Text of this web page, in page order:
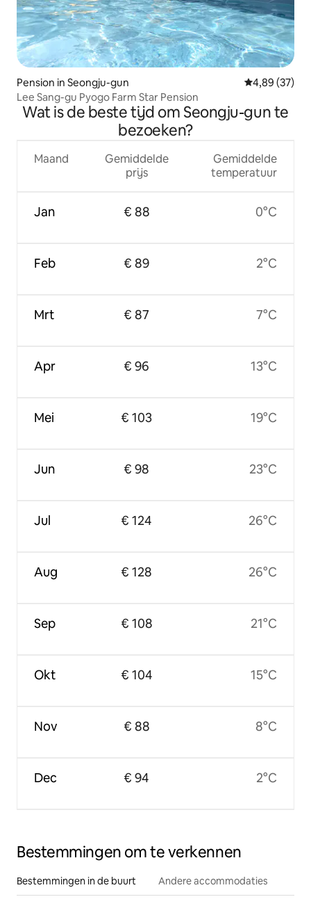
Pension in Seongju-gun Gemiddelde
4,89 (37)
Lee Sang-gu Pyogo Farm Star Pension
Wat is de beste tijd om Seongju-gun te
bezoeken?
Maand
Jan
Feb
Mrt
Apr
Mei
Jun
Jul
Aug
Sep
Okt
Nov
Dec
Gemiddelde
prijs
€ 88
€ 89
€ 87
€ 96
€ 103
€ 98
€ 124
€ 128
€ 108
€ 104
€ 88
€ 94
Gemiddelde
temperatuur
0°C
2°C
7°C
13°C
19°C
23°C
26°C
26°C
21°C
15°C
8°C
2°C
Bestemmingen om te verkennen
Bestemmingen in de buurt Andere accommodaties